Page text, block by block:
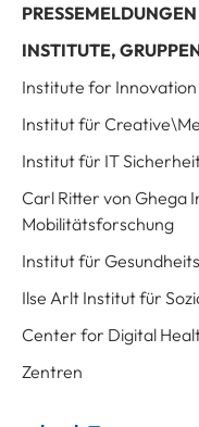
PRESSEMELDUNGEN
INSTITUTE,
Institute for Innovation
Institut für
Institut für IT
Carl Ritter von Ghega
Mobilitätsforschung
Institut für
Ilse Arlt Institut für
Center for Digital
Zentren